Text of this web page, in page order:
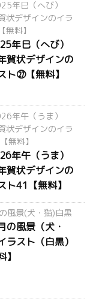
年巳（へび）
賀状デザインの
ト㉗【無料】
年午（うま）
賀状デザインの
ト41【無料】
の風景（犬・
ラスト（白黒）
】